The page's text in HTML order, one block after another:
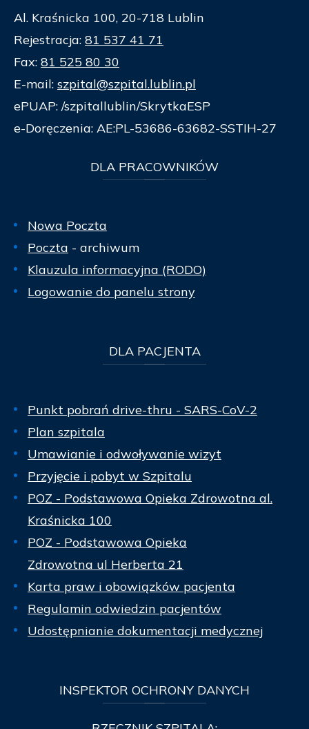
Al. Kraśnicka 100, 20-718 Lublin
Rejestracja: 81 537 41 71
Fax: 81 525 80 30
E-mail: szpital@szpital.lublin.pl
ePUAP: /szpitallublin/SkrytkaESP
e-Doręczenia: AE:PL-53686-63682-SSTIH-27
DLA PRACOWNIKÓW
Nowa Poczta
Poczta - archiwum
Klauzula informacyjna (RODO)
Logowanie do panelu strony
DLAPACJENTA
Punkt pobrań drive-thru - SARS-CoV-2
Plan szpitala
Umawianie i odwoływanie wizyt
Przyjęcie i pobyt w Szpitalu
POZ - Podstawowa Opieka Zdrowotna al.
Kraśnicka 100
POZ - Podstawowa Opieka
Zdrowotna ul Herberta 21
Karta praw i obowiązków pacjenta
Regulamin odwiedzin pacjentów
Udostępnianie dokumentacji medycznej
INSPEKTOR OCHRONY DANYCH